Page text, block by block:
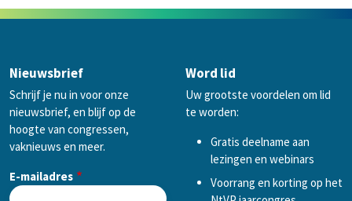
Nieuwsbrief
Schrijf je nu in voor onze
nieuwsbrief, en blijf op de
hoogte van congressen,
vaknieuws en meer.
E-mailadres
Word lid
Uw grootste voordelen om lid
te worden:
Gratis deelname aan
lezingen en webinars
Voorrang en korting op het